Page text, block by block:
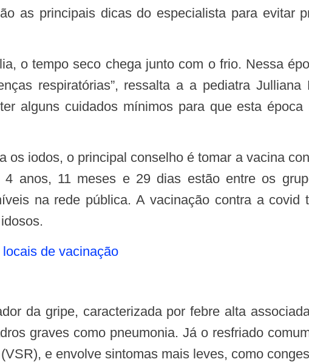
as principais dicas do especialista para evitar
respiratórias”, ressalta a a pediatra
alguns cuidados mínimos para que esta
4 anos, 11 meses e 29 dias estão entre os
na rede pública. A vacinação contra a
locais de vacinação
graves como pneumonia. Já o resfriado
e envolve sintomas mais leves, como